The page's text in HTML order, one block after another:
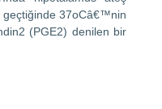
geçtiğinde 37oCâ€™nin
(PGE2) denilen bir